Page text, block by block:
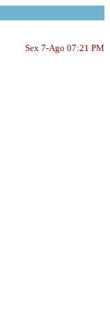
Sex 7-Ago 07:21 PM